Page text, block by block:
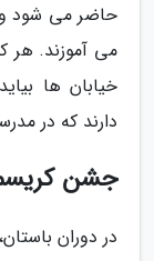
حاضر می شود و
می آموزند. هر
خیابان ها
دارند که در
جشن
در دوران